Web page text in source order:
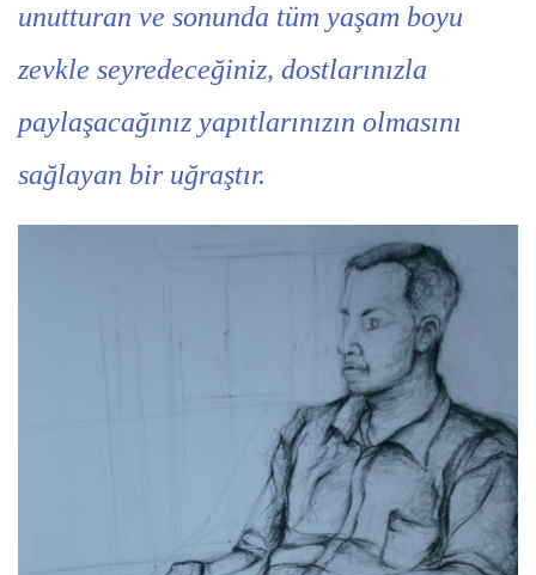
unutturan ve sonunda tüm yaşam boyu
zevkle seyredeceğiniz, dostlarınızla
paylaşacağınız yapıtlarınızın olmasını
sağlayan bir uğraştır.